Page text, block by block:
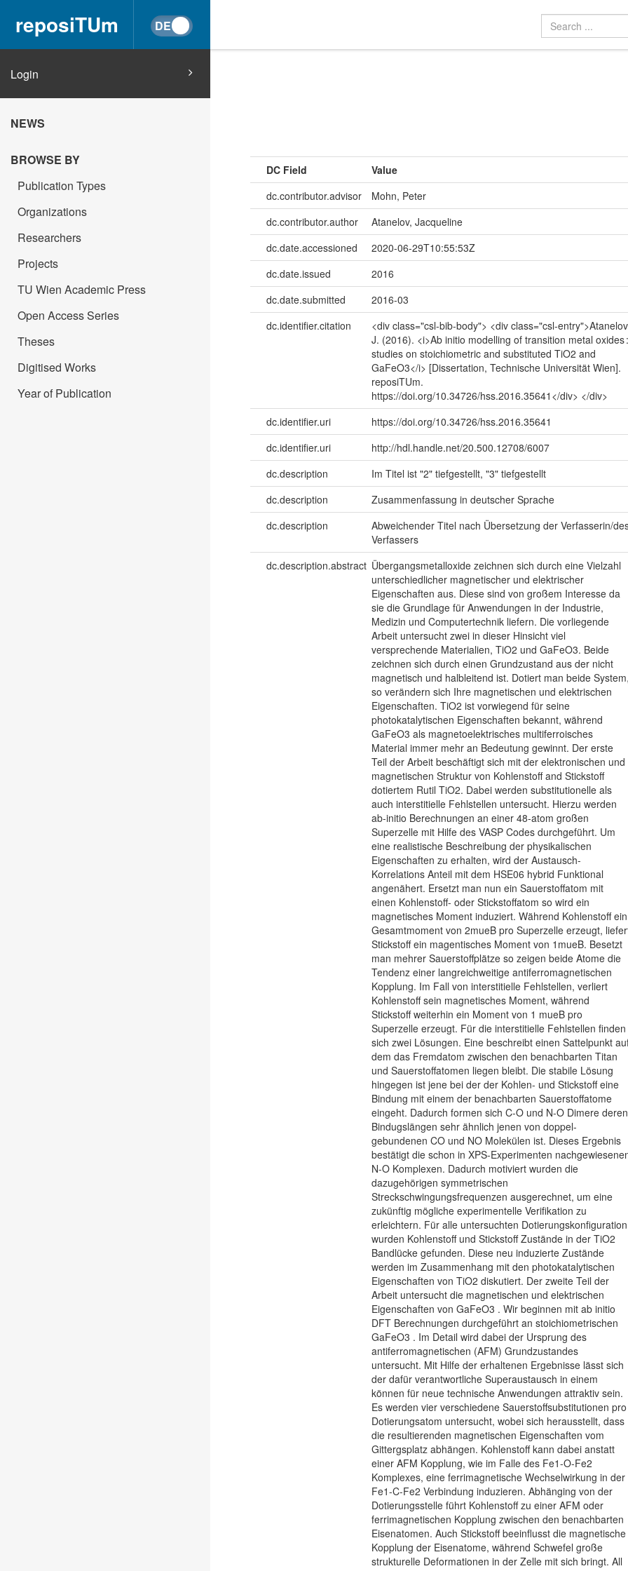
reposiTUm
Login
NEWS
BROWSE BY
Publication Types
Organizations
Researchers
Projects
TU Wien Academic Press
Open Access Series
Theses
Digitised Works
Year of Publication
DC Field
Value
dc.contributor.advisor
Mohn, Peter
dc.contributor.author
Atanelov, Jacqueline
dc.date.accessioned
2020-06-29T10:55:53Z
dc.date.issued
2016
dc.date.submitted
2016-03
dc.identifier.citation
<div class="csl-bib-body"> <div class="csl-
J. (2016). <i>Ab initio modelling of transition metal oxides :
studies on stoichiometric and substituted TiO2 and
GaFeO3</i> [Dissertation, Technische Universität Wien].
reposiTUm.
https://doi.org/10.34726/hss.2016.35641</div> </div>
dc.identifier.uri
https://doi.org/10.34726/hss.2016.35641
dc.identifier.uri
http://hdl.handle.net/20.500.12708/6007
dc.description
Im Titel ist "2" tiefgestellt, "3" tiefgestellt
dc.description
Zusammenfassung in deutscher Sprache
dc.description
Abweichender Titel nach Übersetzung der Verfasserin/
Verfassers
dc.description.abstract Übergangsmetalloxide zeichnen sich durch eine Vielzahl
unterschiedlicher magnetischer und elektrischer
Eigenschaften aus. Diese sind von großem Interesse da
sie die Grundlage für Anwendungen in der Industrie,
Medizin und Computertechnik liefern. Die vorliegende
Arbeit untersucht zwei in dieser Hinsicht viel
versprechende Materialien, TiO2 und GaFeO3. Beide
zeichnen sich durch einen Grundzustand aus der nicht
magnetisch und halbleitend ist. Dotiert man beide
so verändern sich Ihre magnetischen und elektrischen
Eigenschaften. TiO2 ist vorwiegend für seine
photokatalytischen Eigenschaften bekannt, während
GaFeO3 als magnetoelektrisches multiferroisches
Material immer mehr an Bedeutung gewinnt. Der erste
Teil der Arbeit beschäftigt sich mit der elektronischen und
magnetischen Struktur von Kohlenstoff and Stickstoff
dotiertem Rutil TiO2. Dabei werden substitutionelle als
auch interstitielle Fehlstellen untersucht. Hierzu werden
ab-initio Berechnungen an einer 48-atom großen
Superzelle mit Hilfe des VASP Codes durchgeführt. Um
eine realistische Beschreibung der physikalischen
Eigenschaften zu erhalten, wird der Austausch-
Korrelations Anteil mit dem HSE06 hybrid Funktional
angenähert. Ersetzt man nun ein Sauerstoffatom mit
einen Kohlenstoff- oder Stickstoffatom so wird ein
magnetisches Moment induziert. Während Kohlenstoff ein
Gesamtmoment von 2mueB pro Superzelle erzeugt,
Stickstoff ein magentisches Moment von 1mueB. Besetzt
man mehrer Sauerstoffplätze so zeigen beide Atome die
Tendenz einer langreichweitige antiferromagnetischen
Kopplung. Im Fall von interstitielle Fehlstellen, verliert
Kohlenstoff sein magnetisches Moment, während
Stickstoff weiterhin ein Moment von 1 mueB pro
Superzelle erzeugt. Für die interstitielle Fehlstellen finden
sich zwei Lösungen. Eine beschreibt einen Sattelpunkt
dem das Fremdatom zwischen den benachbarten Titan
und Sauerstoffatomen liegen bleibt. Die stabile Lösung
hingegen ist jene bei der der Kohlen- und Stickstoff eine
Bindung mit einem der benachbarten Sauerstoffatome
eingeht. Dadurch formen sich C-O und N-O Dimere deren
Bindugslängen sehr ähnlich jenen von doppel-
gebundenen CO und NO Molekülen ist. Dieses Ergebnis
bestätigt die schon in XPS-Experimenten
N-O Komplexen. Dadurch motiviert wurden die
dazugehörigen symmetrischen
Streckschwingungsfrequenzen ausgerechnet, um eine
zukünftig mögliche experimentelle Verifikation zu
erleichtern. Für alle untersuchten Dotierungskonfiguration
wurden Kohlenstoff und Stickstoff Zustände in der TiO2
Bandlücke gefunden. Diese neu induzierte Zustände
werden im Zusammenhang mit den photokatalytischen
Eigenschaften von TiO2 diskutiert. Der zweite Teil der
Arbeit untersucht die magnetischen und elektrischen
Eigenschaften von GaFeO3 . Wir beginnen mit ab initio
DFT Berechnungen durchgeführt an stoichiometrischen
GaFeO3 . Im Detail wird dabei der Ursprung des
antiferromagnetischen (AFM) Grundzustandes
untersucht. Mit Hilfe der erhaltenen Ergebnisse lässt sich
der dafür verantwortliche Superaustausch in einem
können für neue technische Anwendungen attraktiv sein.
Es werden vier verschiedene Sauerstoffsubstitutionen pro
Dotierungsatom untersucht, wobei sich herausstellt, dass
die resultierenden magnetischen Eigenschaften vom
Gittergsplatz abhängen. Kohlenstoff kann dabei anstatt
einer AFM Kopplung, wie im Falle des Fe1-O-Fe2
Komplexes, eine ferrimagnetische Wechselwirkung in der
Fe1-C-Fe2 Verbindung induzieren. Abhänging von der
Dotierungsstelle führt Kohlenstoff zu einer AFM oder
ferrimagnetischen Kopplung zwischen den benachbarten
Eisenatomen. Auch Stickstoff beeinflusst die magnetische
Kopplung der Eisenatome, während Schwefel große
strukturelle Deformationen in der Zelle mit sich bringt. All